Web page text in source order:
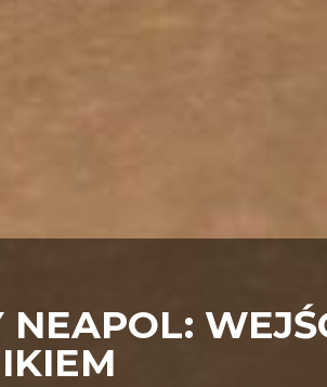
NEAPOL: